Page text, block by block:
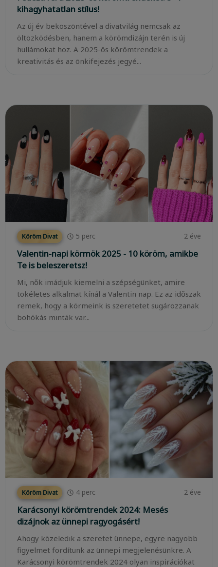
kihagyhatatlan stílus!
Az új év beköszöntével a divatvilág nemcsak az
öltözködésben, hanem a körömdizájn terén is új
hullámokat hoz. A 2025-ös körömtrendek a
kreativitás és az önkifejezés jegyé...
Köröm Divat 5 perc 2 éve
Valentin-napi körmök 2025 - 10 köröm, amikbe
Te is beleszeretsz!
Mi, nők imádjuk kiemelni a szépségünket, amire
tökéletes alkalmat kínál a Valentin nap. Ez az időszak
remek, hogy a körmeink is szeretetet sugározzanak
bohókás minták var...
Köröm Divat 4 perc 2 éve
Karácsonyi körömtrendek 2024: Mesés
dizájnok az ünnepi ragyogásért!
Ahogy közeledik a szeretet ünnepe, egyre nagyobb
figyelmet fordítunk az ünnepi megjelenésünkre. A
Karácsonyi körömtrendek 2024 olyan inspirációkat